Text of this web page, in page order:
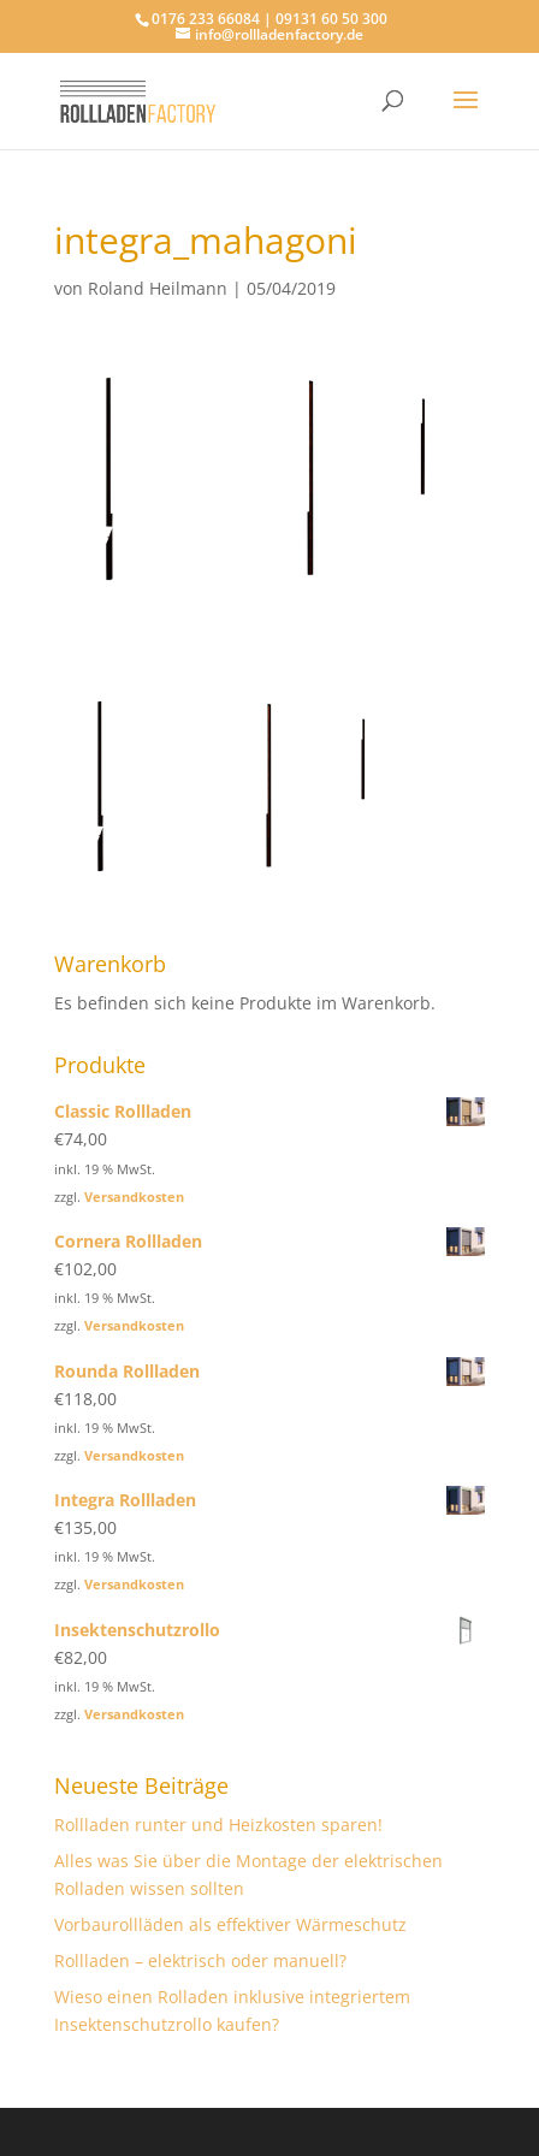
0176 233 66084 | 09131 60 50 300
info@rollladenfactory.de
integra_mahagoni
von Roland Heilmann | 05/04/2019
Warenkorb
Es befinden sich keine Produkte im Warenkorb.
Produkte
Classic Rollladen
€74,00
inkl. 19 % MwSt.
zzgl. Versandkosten
Cornera Rollladen
€102,00
inkl. 19 % MwSt.
zzgl. Versandkosten
Rounda Rollladen
€118,00
inkl. 19 % MwSt.
zzgl. Versandkosten
Integra Rollladen
€135,00
inkl. 19 % MwSt.
zzgl. Versandkosten
Insektenschutzrollo
€82,00
inkl. 19 % MwSt.
zzgl. Versandkosten
Neueste Beiträge
Rollladen runter und Heizkosten sparen!
Alles was Sie über die Montage der elektrischen
Rolladen wissen sollten
Vorbaurollläden als effektiver Wärmeschutz
Rollladen – elektrisch oder manuell?
Wieso einen Rolladen inklusive integriertem
Insektenschutzrollo kaufen?